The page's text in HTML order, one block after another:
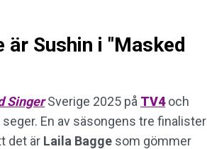
Sushin i "Masked
SingerSverige 2025 på TV4och
En av säsongens tre finalister
det är Laila Bagge som gömmer